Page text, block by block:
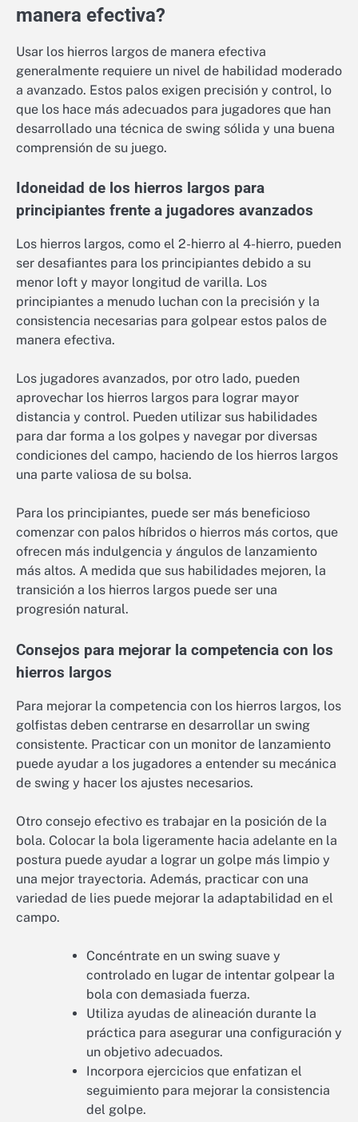
manera efectiva?
Usar los hierros largos de manera efectiva
generalmente requiere un nivel de habilidad moderado
a avanzado. Estos palos exigen precisión y control, lo
que los hace más adecuados para jugadores que han
desarrollado una técnica de swing sólida y una buena
comprensión de su juego.
Idoneidad de los hierros largos para
principiantes frente a jugadores avanzados
Los hierros largos, como el 2-hierro al 4-hierro, pueden
ser desafiantes para los principiantes debido a su
menor loft y mayor longitud de varilla. Los
principiantes a menudo luchan con la precisión y la
consistencia necesarias para golpear estos palos de
manera efectiva.
Los jugadores avanzados, por otro lado, pueden
aprovechar los hierros largos para lograr mayor
distancia y control. Pueden utilizar sus habilidades
para dar forma a los golpes y navegar por diversas
condiciones del campo, haciendo de los hierros largos
una parte valiosa de su bolsa.
Para los principiantes, puede ser más beneficioso
comenzar con palos híbridos o hierros más cortos, que
ofrecen más indulgencia y ángulos de lanzamiento
más altos. A medida que sus habilidades mejoren, la
transición a los hierros largos puede ser una
progresión natural.
Consejos para mejorar la competencia con los
hierros largos
Para mejorar la competencia con los hierros largos, los
golfistas deben centrarse en desarrollar un swing
consistente. Practicar con un monitor de lanzamiento
puede ayudar a los jugadores a entender su mecánica
de swing y hacer los ajustes necesarios.
Otro consejo efectivo es trabajar en la posición de la
bola. Colocar la bola ligeramente hacia adelante en la
postura puede ayudar a lograr un golpe más limpio y
una mejor trayectoria. Además, practicar con una
variedad de lies puede mejorar la adaptabilidad en el
campo.
Concéntrate en un swing suave y
controlado en lugar de intentar golpear la
bola con demasiada fuerza.
Utiliza ayudas de alineación durante la
práctica para asegurar una configuración y
un objetivo adecuados.
Incorpora ejercicios que enfatizan el
seguimiento para mejorar la consistencia
del golpe.